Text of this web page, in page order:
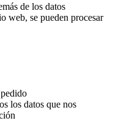
de los datos
web, se pueden procesar
los datos que nos